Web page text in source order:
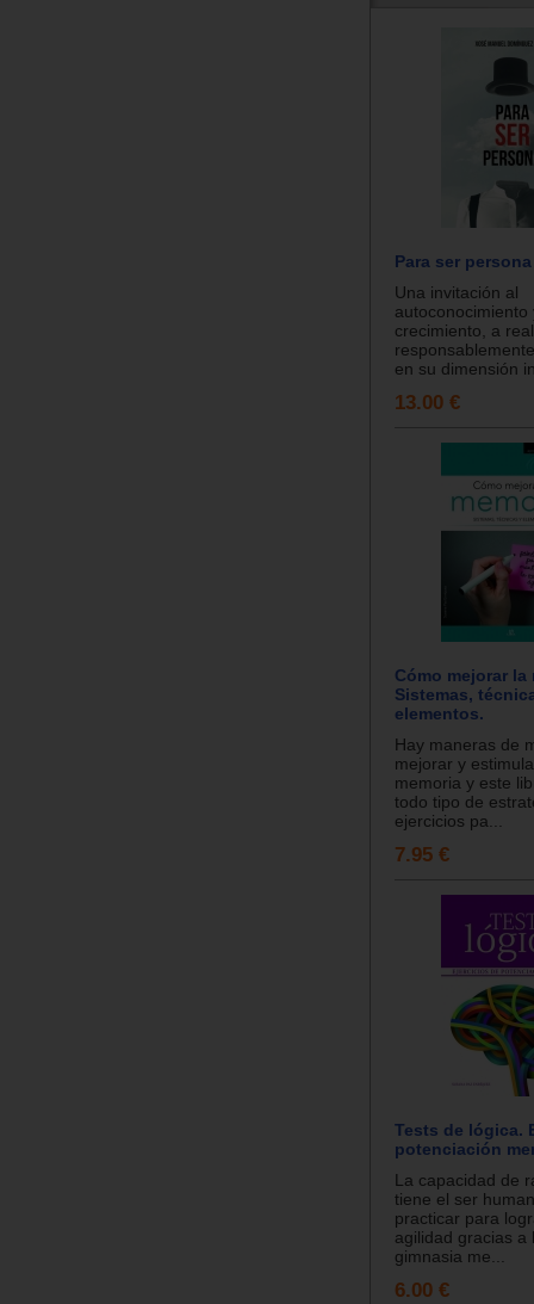
Para ser persona
Una invitación al
autoconocimiento
crecimiento, a
en su dimensión
13.00 €
Cómo mejorar la
Sistemas,
elementos.
Hay maneras de
mejorar y
memoria y este
todo tipo de
ejercicios pa...
7.95 €
Tests de lógica.
potenciación
La capacidad de
tiene el ser
practicar para
agilidad gracias a
gimnasia me...
6.00 €